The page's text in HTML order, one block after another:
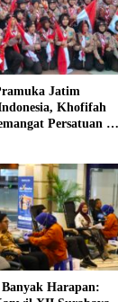
Jatim
Khofifah
Persatuan di
Harapan: